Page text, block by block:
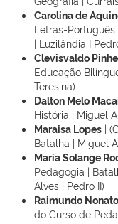
Carolina de
Letras-
| Luzilândia I
Clevisvaldo
Educação
Teresina)
Dalton Melo
História | Miguel
Maraisa Lopes |
Batalha | Miguel
Maria Solange
Pedagogia |
Alves | Pedro II)
Raimundo
do Curso de